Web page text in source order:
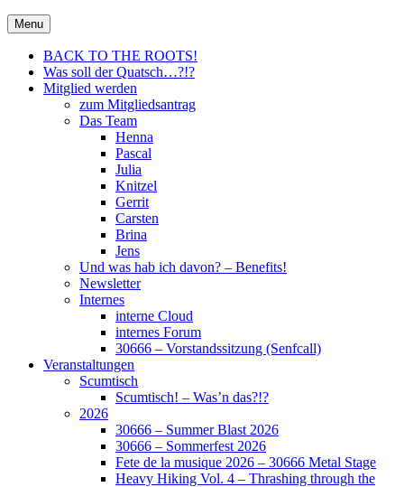
Skip
to
content
30666 – City Of Metal e.V.
Metal für Hannover \m/
Menu
BACK TO THE ROOTS!
Was soll der Quatsch…?!?
Mitglied werden
zum Mitgliedsantrag
Das Team
Henna
Pascal
Julia
Knitzel
Gerrit
Carsten
Brina
Jens
Und was hab ich davon? – Benefits!
Newsletter
Internes
interne Cloud
internes Forum
30666 – Vorstandssitzung (Senfcall)
Veranstaltungen
Scumtisch
Scumtisch! – Was’n das?!?
2026
30666 – Summer Blast 2026
30666 – Sommerfest 2026
Fete de la musique 2026 – 30666 Metal Stage
Heavy Hiking Vol. 4 – Thrashing through the